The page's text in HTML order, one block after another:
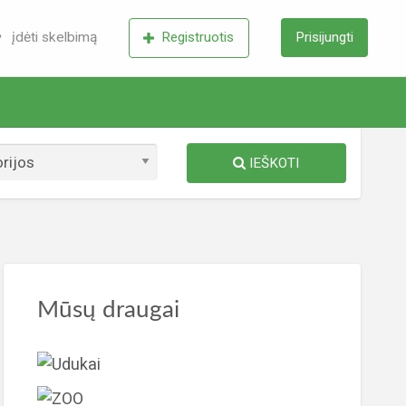
įdėti skelbimą Registruotis Prisijungti
IEŠKOTI
Mūsų draugai